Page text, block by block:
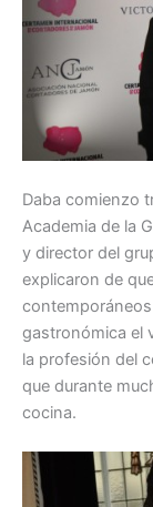
Daba comienzo
Academia de la
y director del
explicaron de
gastronómica el
la profesión del
que durante
cocina.